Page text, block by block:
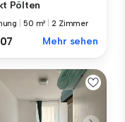
Pölten
50 m² |2 Zimmer
Mehr sehen